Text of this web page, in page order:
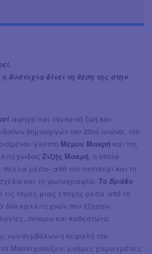
δυστυχία δίνει τη θέση της στην
αφηγείται την κοινή ζωή και
δημιουργών του 20ού αιώνα: του
γλύπτη Μέμου Μακρή και της
Ζιζής Μακρή, η οποία
μέσα- από την ταπισερί και τη
και τη φωτογραφία. Το Βράδυ
τις τομές μιας εποχής μέσα από τη
δύο καλλιτεχνών που έζησαν
σύνορα και καθεστώτα.
των συμβόλων-η κεφαλή του
το Μαουτχάουζεν, μνήμες χαραγμένες